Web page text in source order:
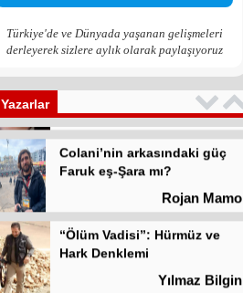
Türkiye'de ve Dünyada yaşanan gelişmeleri
derleyerek sizlere aylık olarak paylaşıyoruz
Yazarlar
Kadına şiddet “Devlet” eliyle
meşrulaştırılıyor
Atilla Yüceak
Colani’nin arkasındaki güç
Faruk eş-Şara mı?
“Ölüm Vadisi”: Hürmüz ve
Hark Denklemi